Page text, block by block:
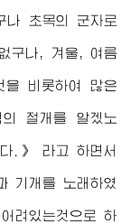
나 초목의 군자로
구나, 겨울, 여름
을 비롯하여 많은
절개를 알겠노
.》 라고 하면서
기개를 노래하였
려있는것으로 하